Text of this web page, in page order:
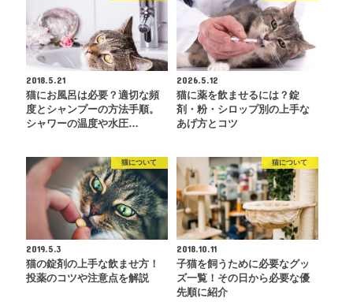
2018.5.21
猫にお風呂は必要？適切な頻
度とシャンプーの方法手順。
シャワーの温度や水圧…
2026.5.12
猫に薬を飲ませるには？錠
剤・粉・シロップ別の上手な
あげ方とコツ
猫について
2019.5.3
猫の錠剤の上手な飲ませ方！
投薬のコツや注意点を解説
猫について
2018.10.11
子猫を飼うために必要なグッ
ズ一覧！その日から必要な優
先順に紹介